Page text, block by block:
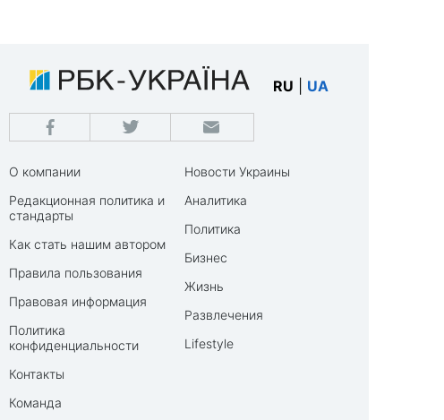
RU UA
О компании
Редакционная политика и
стандарты
Как стать нашим автором
Правила пользования
Правовая информация
Политика
конфиденциальности
Контакты
Команда
Новости Украины
Аналитика
Политика
Бизнес
Жизнь
Развлечения
Lifestyle